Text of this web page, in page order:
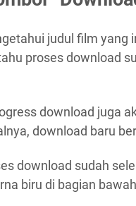
judul film yang
proses download
download juga
download baru
download sudah
biru di bagian